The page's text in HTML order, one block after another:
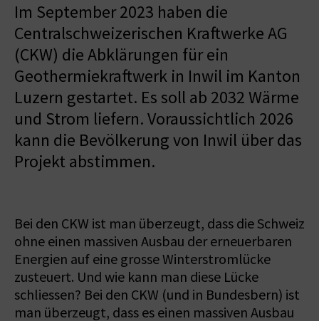
Im September 2023 haben die
Centralschweizerischen Kraftwerke AG
(CKW) die Abklärungen für ein
Geothermiekraftwerk in Inwil im Kanton
Luzern gestartet. Es soll ab 2032 Wärme
und Strom liefern. Voraussichtlich 2026
kann die Bevölkerung von Inwil über das
Projekt abstimmen.
Bei den CKW ist man überzeugt, dass die Schweiz
ohne einen massiven Ausbau der erneuerbaren
Energien auf eine grosse Winterstromlücke
zusteuert. Und wie kann man diese Lücke
schliessen? Bei den CKW (und in Bundesbern) ist
man überzeugt, dass es einen massiven Ausbau